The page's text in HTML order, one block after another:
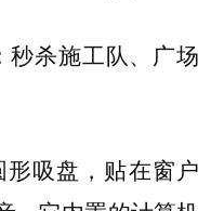
杀施工队、广场
吸盘，贴在窗户